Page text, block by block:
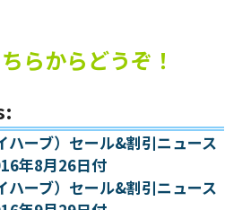
らからどうぞ！
ハーブ）セール&割引ニュース
年8月26日付
ハーブ）セール&割引ニュース